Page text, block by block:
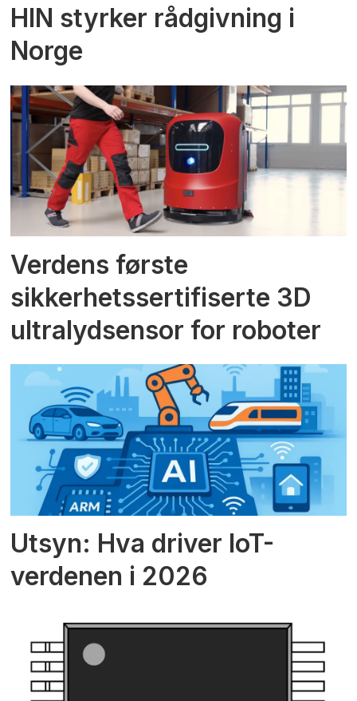
HIN styrker rådgivning i
Norge
Verdens første
sikkerhetssertifiserte 3D
ultralydsensor for roboter
Utsyn: Hva driver IoT-
verdenen i 2026